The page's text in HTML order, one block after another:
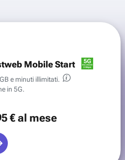
Mobile Start
e minuti illimitati.
in 5G.
€al mese